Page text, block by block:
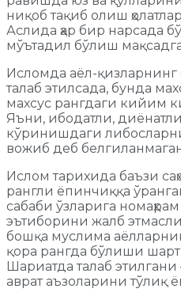
ниқоб тақиб олиш
Аслида ҳар бир нарсада
мўътадил бўлиш
Исломда аёл-қизларнинг
талаб этилсада, бунда
махсус рангдаги кийим
Яъни, ибодатли,
кўринишдаги
вожиб деб
Ислом тарихида баъзи
рангли ёпинчиққа
сабаби ўзларига
эътиборини жалб
бошқа муслима
қора рангда бўлиши
Шариатда талаб
аврат аъзоларини тўлиқ